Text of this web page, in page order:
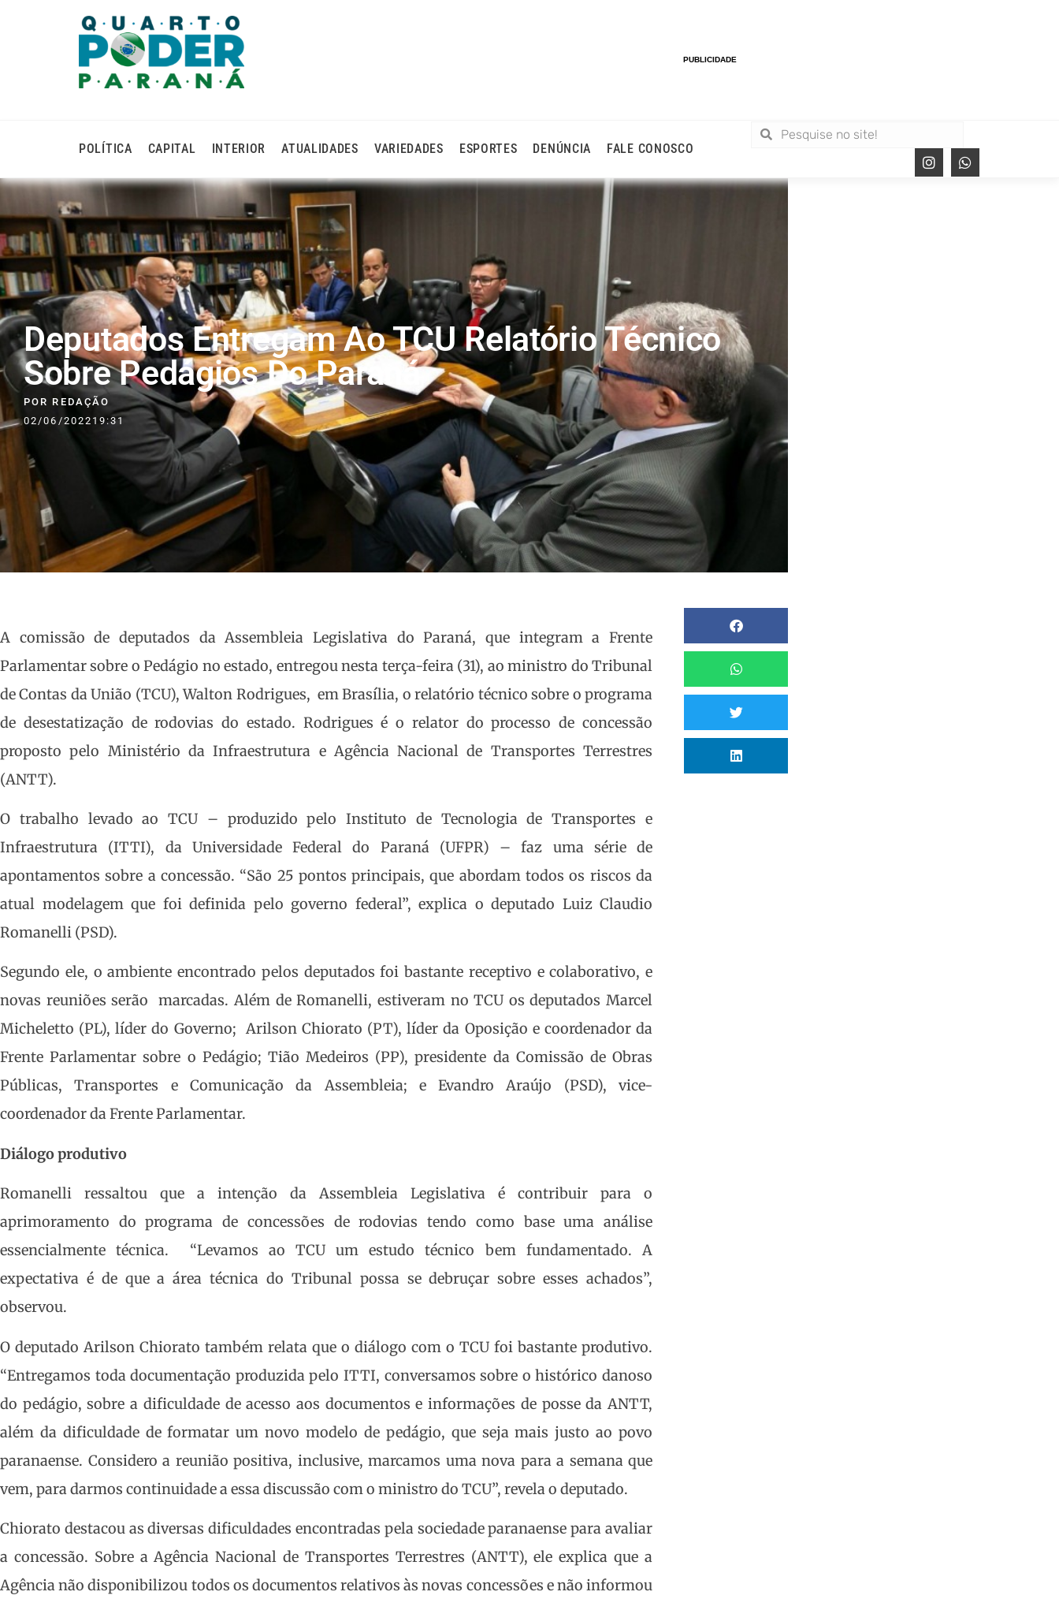
PUBLICIDADE
POLÍTICA CAPITAL INTERIOR ATUALIDADES VARIEDADES ESPORTES DENÚNCIA FALE CONOSCO
Deputados Entregam Ao TCU Relatório Técnico
Sobre Pedágios Do Paraná
POR REDAÇÃO
02/06/2022 19:31
A comissão de deputados da Assembleia Legislativa do Paraná, que integram a Frente
Parlamentar sobre o Pedágio no estado, entregou nesta terça-feira (31), ao ministro do Tribunal
de Contas da União (TCU), Walton Rodrigues, em Brasília, o relatório técnico sobre o programa
de desestatização de rodovias do estado. Rodrigues é o relator do processo de concessão
proposto pelo Ministério da Infraestrutura e Agência Nacional de Transportes Terrestres
(ANTT).
O trabalho levado ao TCU – produzido pelo Instituto de Tecnologia de Transportes e
Infraestrutura (ITTI), da Universidade Federal do Paraná (UFPR) – faz uma série de
apontamentos sobre a concessão. “São 25 pontos principais, que abordam todos os riscos da
atual modelagem que foi definida pelo governo federal”, explica o deputado Luiz Claudio
Romanelli (PSD).
Segundo ele, o ambiente encontrado pelos deputados foi bastante receptivo e colaborativo, e
novas reuniões serão marcadas. Além de Romanelli, estiveram no TCU os deputados Marcel
Micheletto (PL), líder do Governo; Arilson Chiorato (PT), líder da Oposição e coordenador da
Frente Parlamentar sobre o Pedágio; Tião Medeiros (PP), presidente da Comissão de Obras
Públicas, Transportes e Comunicação da Assembleia; e Evandro Araújo (PSD), vice-
coordenador da Frente Parlamentar.
Diálogo produtivo
Romanelli ressaltou que a intenção da Assembleia Legislativa é contribuir para o
aprimoramento do programa de concessões de rodovias tendo como base uma análise
essencialmente técnica. “Levamos ao TCU um estudo técnico bem fundamentado. A
expectativa é de que a área técnica do Tribunal possa se debruçar sobre esses achados”,
observou.
O deputado Arilson Chiorato também relata que o diálogo com o TCU foi bastante produtivo.
“Entregamos toda documentação produzida pelo ITTI, conversamos sobre o histórico danoso
do pedágio, sobre a dificuldade de acesso aos documentos e informações de posse da ANTT,
além da dificuldade de formatar um novo modelo de pedágio, que seja mais justo ao povo
paranaense. Considero a reunião positiva, inclusive, marcamos uma nova para a semana que
vem, para darmos continuidade a essa discussão com o ministro do TCU”, revela o deputado.
Chiorato destacou as diversas dificuldades encontradas pela sociedade paranaense para avaliar
a concessão. Sobre a Agência Nacional de Transportes Terrestres (ANTT), ele explica que a
Agência não disponibilizou todos os documentos relativos às novas concessões e não informou